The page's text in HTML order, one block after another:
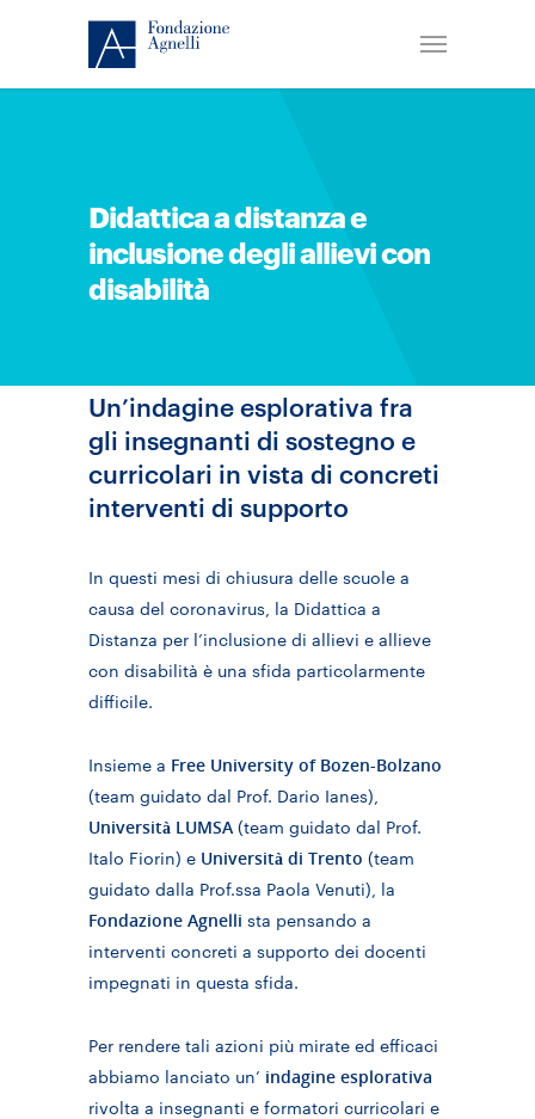
Didattica a distanza e
inclusione degli allievi con
disabilità
Un’indagine esplorativa fra
gli insegnanti di sostegno e
curricolari in vista di concreti
interventi di supporto
In questi mesi di chiusura delle scuole a
causa del coronavirus, la Didattica a
Distanza per l’inclusione di allievi e allieve
con disabilità è una sfida particolarmente
difficile.
Insieme a Free University of Bozen-Bolzano
(team guidato dal Prof. Dario Ianes),
Università LUMSA (team guidato dal Prof.
Italo Fiorin) e Università di Trento (team
guidato dalla Prof.ssa Paola Venuti), la
Fondazione Agnelli sta pensando a
interventi concreti a supporto dei docenti
impegnati in questa sfida.
Per rendere tali azioni più mirate ed efficaci
abbiamo lanciato un’ indagine esplorativa
rivolta a insegnanti e formatori curricolari e